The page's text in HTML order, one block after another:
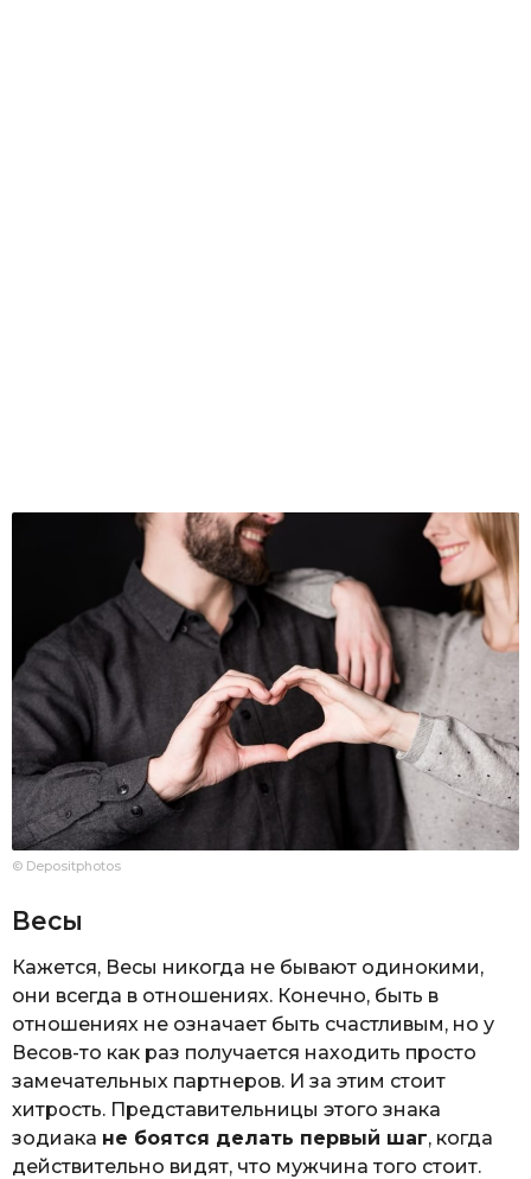
© Depositphotos
Весы
Кажется, Весы никогда не бывают одинокими,
они всегда в отношениях. Конечно, быть в
отношениях не означает быть счастливым, но у
Весов-то как раз получается находить просто
замечательных партнеров. И за этим стоит
хитрость. Представительницы этого знака
зодиака не боятся делать первый шаг, когда
действительно видят, что мужчина того стоит.